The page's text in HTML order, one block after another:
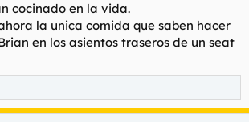
cocinado en la vida.
la unica comida que saben hacer
en los asientos traseros de un seat